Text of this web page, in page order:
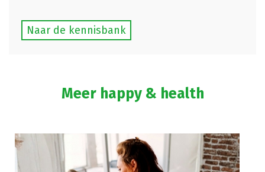
Naar de kennisbank
Meer happy & health